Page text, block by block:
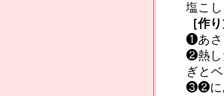
塩こ
［作
❶あさ
❷熱し
ぎと
❸❷に